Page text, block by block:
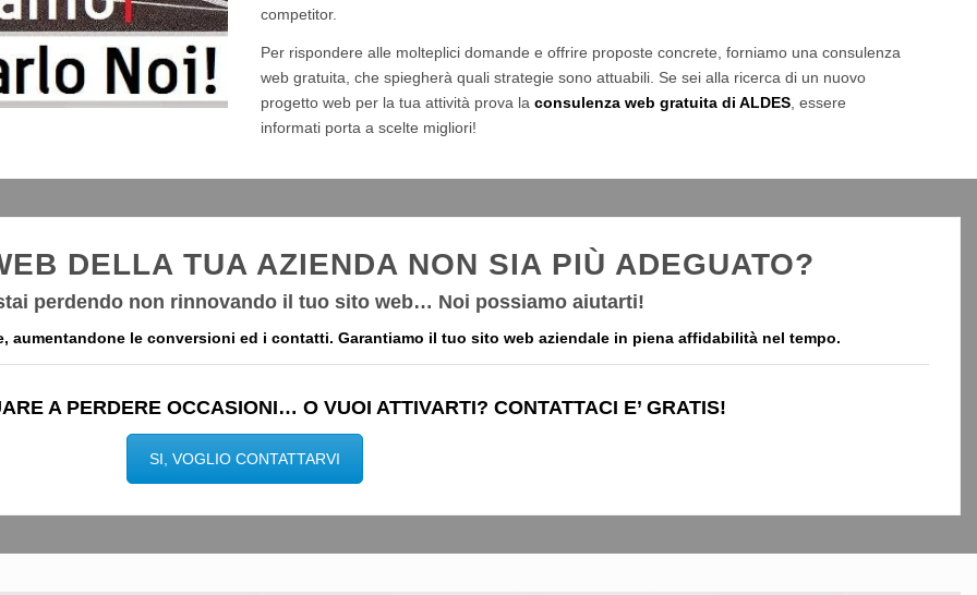
competitor.
Per rispondere alle molteplici domande e offrire proposte concrete, forniamo una consulenza
web gratuita, che spiegherà quali strategie sono attuabili. Se sei alla ricerca di un nuovo
progetto web per la tua attività prova la consulenza web gratuita di ALDES , essere
informati porta a scelte migliori!
DELLA TUA AZIENDA NON SIA PIÙ ADEGUATO?
perdendo non rinnovando il tuo sito web… Noi possiamo aiutarti!
aumentandone le conversioni ed i contatti. Garantiamo il tuo sito web aziendale in piena affidabilità nel tempo.
A PERDERE OCCASIONI… O VUOI ATTIVARTI? CONTATTACI E’ GRATIS!
SI, VOGLIO CONTATTARVI